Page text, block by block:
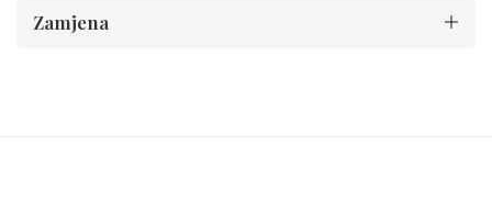
Zamjena